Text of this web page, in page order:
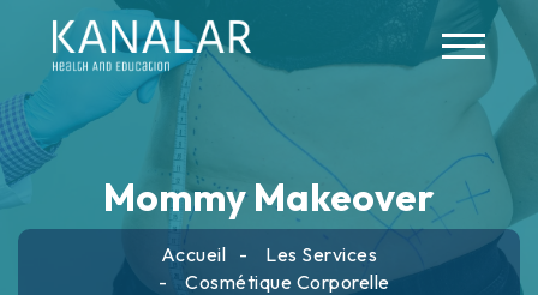
Skip to main content
Mommy Makeover
Accueil
Les Services
Cosmétique Corporelle